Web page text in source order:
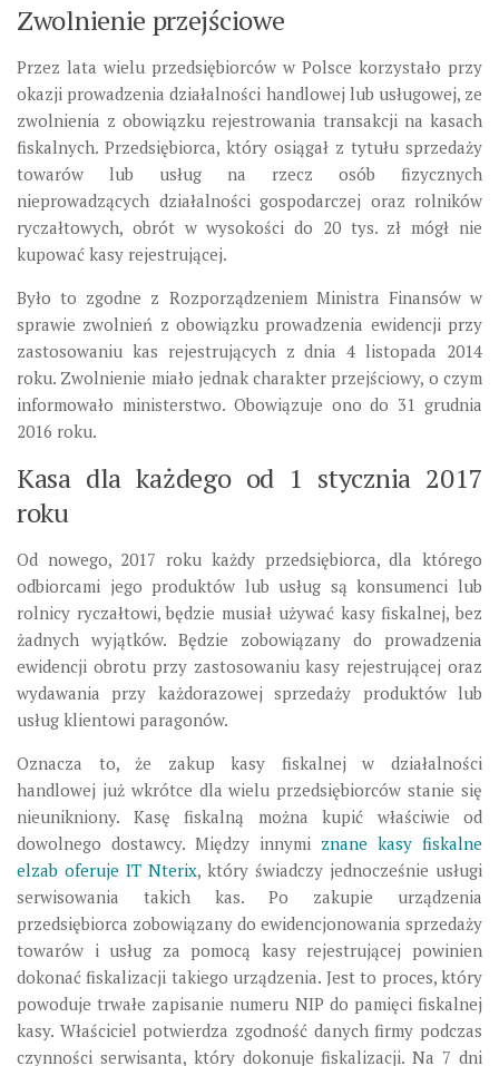
Zwolnienie przejściowe
Przez lata wielu przedsiębiorców w Polsce korzystało przy
okazji prowadzenia działalności handlowej lub usługowej, ze
zwolnienia z obowiązku rejestrowania transakcji na kasach
fiskalnych. Przedsiębiorca, który osiągał z tytułu sprzedaży
towarów lub usług na rzecz osób fizycznych
nieprowadzących działalności gospodarczej oraz rolników
ryczałtowych, obrót w wysokości do 20 tys. zł mógł nie
kupować kasy rejestrującej.
Było to zgodne z Rozporządzeniem Ministra Finansów w
sprawie zwolnień z obowiązku prowadzenia ewidencji przy
zastosowaniu kas rejestrujących z dnia 4 listopada 2014
roku. Zwolnienie miało jednak charakter przejściowy, o czym
informowało ministerstwo. Obowiązuje ono do 31 grudnia
2016 roku.
Kasa dla każdego od 1 stycznia 2017
roku
Od nowego, 2017 roku każdy przedsiębiorca, dla którego
odbiorcami jego produktów lub usług są konsumenci lub
rolnicy ryczałtowi, będzie musiał używać kasy fiskalnej, bez
żadnych wyjątków. Będzie zobowiązany do prowadzenia
ewidencji obrotu przy zastosowaniu kasy rejestrującej oraz
wydawania przy każdorazowej sprzedaży produktów lub
usług klientowi paragonów.
Oznacza to, że zakup kasy fiskalnej w działalności
handlowej już wkrótce dla wielu przedsiębiorców stanie się
nieunikniony. Kasę fiskalną można kupić właściwie od
dowolnego dostawcy. Między innymi znane kasy fiskalne
elzab oferuje IT Nterix, który świadczy jednocześnie usługi
serwisowania takich kas. Po zakupie urządzenia
przedsiębiorca zobowiązany do ewidencjonowania sprzedaży
towarów i usług za pomocą kasy rejestrującej powinien
dokonać fiskalizacji takiego urządzenia. Jest to proces, który
powoduje trwałe zapisanie numeru NIP do pamięci fiskalnej
kasy. Właściciel potwierdza zgodność danych firmy podczas
czynności serwisanta, który dokonuje fiskalizacji. Na 7 dni